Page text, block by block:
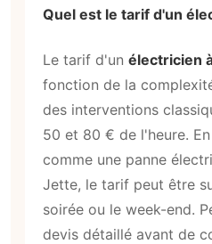
Quel est le tarif d'un
Le tarif d'un électricien
fonction de la
des interventions
50 et 80 € de l'heure.
comme une panne
Jette, le tarif peut être
soirée ou le week-end.
devis détaillé avant de